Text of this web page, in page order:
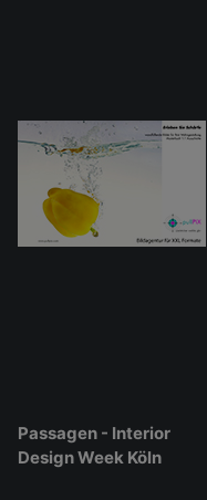
Passagen - Interior
Design Week Köln